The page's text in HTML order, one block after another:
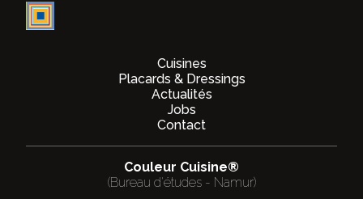
Cuisines
Placards & Dressings
Actualités
Jobs
Contact
Couleur Cuisine®
(Bureau d'études - Namur)